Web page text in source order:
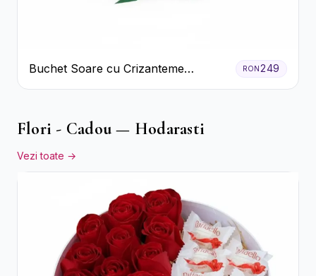
Buchet Soare cu Crizanteme
Galbene și Trandafiri Albi
RON249
Flori - Cadou — Hodarasti
Vezi toate →